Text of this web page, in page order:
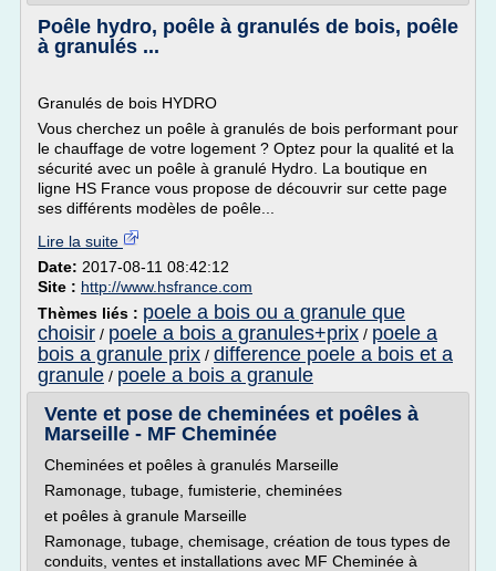
Poêle hydro, poêle à granulés de bois, poêle
à granulés ...
Granulés de bois HYDRO
Vous cherchez un poêle à granulés de bois performant pour
le chauffage de votre logement ? Optez pour la qualité et la
sécurité avec un poêle à granulé Hydro. La boutique en
ligne HS France vous propose de découvrir sur cette page
ses différents modèles de poêle...
Lire la suite
Date: 2017-08-11 08:42:12
Site : http://www.hsfrance.com
Thèmes liés : poele a bois ou a granule que
choisir / poele a bois a granules+prix / poele a
bois a granule prix / difference poele a bois et a
granule / poele a bois a granule
Vente et pose de cheminées et poêles à
Marseille - MF Cheminée
Cheminées et poêles à granulés Marseille
Ramonage, tubage, fumisterie, cheminées
et poêles à granule Marseille
Ramonage, tubage, chemisage, création de tous types de
conduits, ventes et installations avec MF Cheminée à